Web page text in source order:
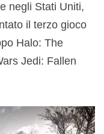
negli Stati Uniti,
il terzo gioco
Halo: The
Jedi: Fallen